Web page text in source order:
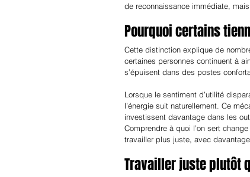
de reconnaissance immédiate,
Pourquoi certains
Cette distinction explique de
certaines personnes continuent à
s’épuisent dans des postes
Lorsque le sentiment d’utilité
l’énergie suit naturellement. Ce
investissent davantage dans les
Comprendre à quoi l’on sert
travailler plus juste, avec
Travailler juste plutôt